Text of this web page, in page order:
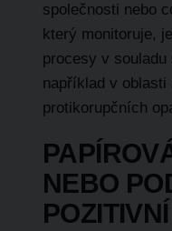
společnosti nebo
který monitoruje,
procesy v souladu
například v
protikorupčních
NEBO